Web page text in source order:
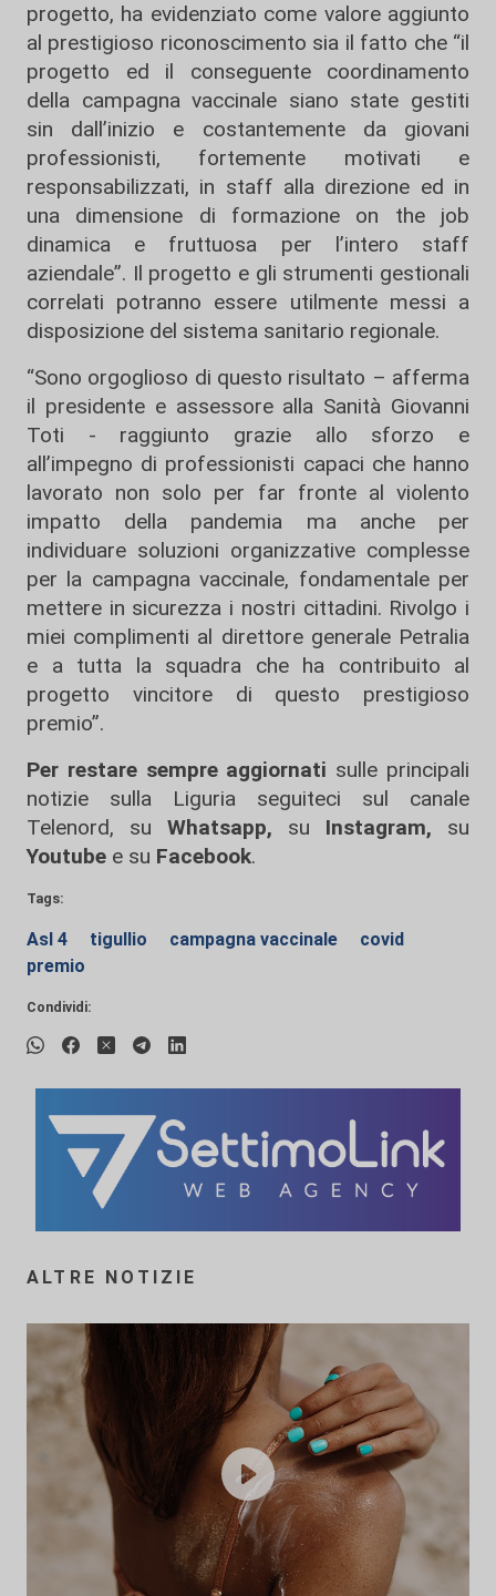
progetto, ha evidenziato come valore aggiunto
al prestigioso riconoscimento sia il fatto che “il
progetto ed il conseguente coordinamento
della campagna vaccinale siano state gestiti
sin dall’inizio e costantemente da giovani
professionisti, fortemente motivati e
responsabilizzati, in staff alla direzione ed in
una dimensione di formazione on the job
dinamica e fruttuosa per l’intero staff
aziendale”. Il progetto e gli strumenti gestionali
correlati potranno essere utilmente messi a
disposizione del sistema sanitario regionale.
“Sono orgoglioso di questo risultato – afferma
il presidente e assessore alla Sanità Giovanni
Toti - raggiunto grazie allo sforzo e
all’impegno di professionisti capaci che hanno
lavorato non solo per far fronte al violento
impatto della pandemia ma anche per
individuare soluzioni organizzative complesse
per la campagna vaccinale, fondamentale per
mettere in sicurezza i nostri cittadini. Rivolgo i
miei complimenti al direttore generale Petralia
e a tutta la squadra che ha contribuito al
progetto vincitore di questo prestigioso
premio”.
Per restare sempre aggiornati sulle principali
notizie sulla Liguria seguiteci sul canale
Telenord, su
Whatsapp, su Instagram, su
Youtube e su Facebook.
Tags:
Asl 4 tigullio campagna vaccinale
covid
premio
Condividi:
ALTRE NOTIZIE